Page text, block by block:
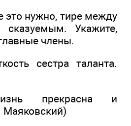
это нужно, тире между
Укажите,
члены.
сестра таланта.
прекрасна и
Маяковский)